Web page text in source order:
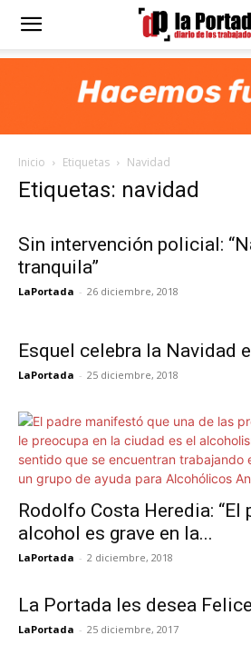
Diario
Portada
Inicio Etiquetas Navidad
Etiquetas: navidad
Sin intervención policial:
tranquila”
LaPortada - 26 diciembre, 2018
Esquel celebra la Navidad
LaPortada - 25 diciembre, 2018
Rodolfo Costa Heredia: “El
alcohol es grave en la...
LaPortada - 2 diciembre, 2018
La Portada les desea
LaPortada - 25 diciembre, 2017